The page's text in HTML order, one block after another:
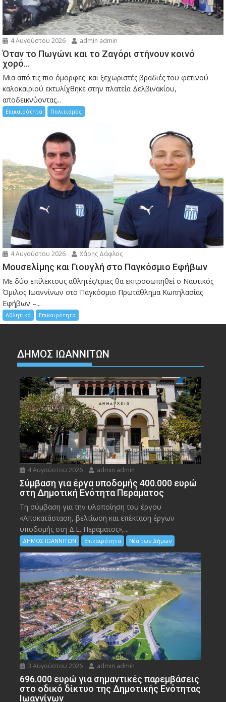
4 Αυγούστου 2026 admin admin
Όταν το Πωγώνι και το Ζαγόρι στήνουν κοινό
χορό…
Μια από τις πιο όμορφες και ξεχωριστές βραδιές του φετινού
καλοκαιριού εκτυλίχθηκε στην πλατεία Δελβινακίου,
αποδεικνύοντας...
Επικαιρότητα Πολιτισμός
4 Αυγούστου 2026 Χάρης Δάφλος
Μουσελίμης και Γιουγλή στο Παγκόσμιο Εφήβων
Mε δύο επίλεκτους αθλητές/τριες θα εκπροσωπηθεί ο Ναυτικός
Όμιλος Ιωαννίνων στο Παγκόσμιο Πρωτάθλημα Κωπηλασίας
Εφήβων –...
Αθλητικά Επικαιρότητα
ΔΗΜΟΣ ΙΩΑΝΝΙΤΩΝ
4 Αυγούστου 2026 admin admin
Σύμβαση για έργα υποδομής 400.000 ευρώ
στη Δημοτική Ενότητα Περάματος
Τη σύμβαση για την υλοποίηση του έργου
«Αποκατάσταση, βελτίωση και επέκταση έργων
υποδομής στη Δ.Ε. Περάματος»,...
ΔΗΜΟΣ ΙΩΑΝΝΙΤΩΝ Επικαιρότητα Νέα των Δήμων
3 Αυγούστου 2026 admin admin
696.000 ευρώ για σημαντικές παρεμβάσεις
στο οδικό δίκτυο της Δημοτικής Ενότητας
Ιωαννίνων